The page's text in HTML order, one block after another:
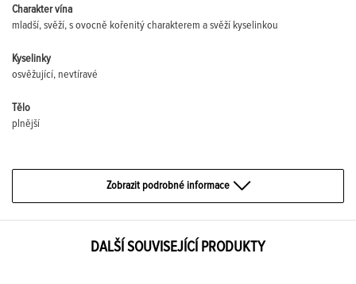
Charakter vína
mladší, svěží, s ovocně kořenitý charakterem a svěží kyselinkou
Kyselinky
osvěžující, nevtíravé
Tělo
plnější
Zobrazit podrobné informace
DALŠÍ SOUVISEJÍCÍ PRODUKTY